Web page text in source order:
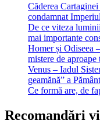
Căderea
condamnat
De ce viteza
mai importante
Homer și Odiseea
mistere de
Venus – Iadul
geamănă” a
Ce formă are, de
Recomandări